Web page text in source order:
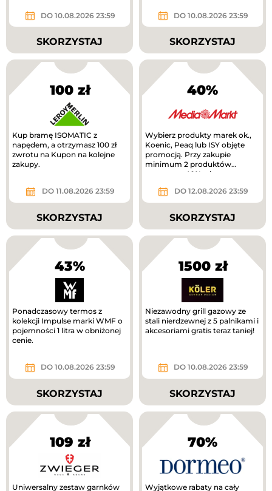
DO 10.08.2026 23:59
SKORZYSTAJ
DO 10.08.2026 23:59
SKORZYSTAJ
100 zł
Kup bramę ISOMATIC z
napędem, a otrzymasz 100 zł
zwrotu na Kupon na kolejne
zakupy.
DO 11.08.2026 23:59
SKORZYSTAJ
40%
Wybierz produkty marek ok.,
Koenic, Peaq lub ISY objęte
promocją. Przy zakupie
minimum 2 produktów
otrzymasz 40% rabatu na
DO 12.08.2026 23:59
SKORZYSTAJ
43%
Ponadczasowy termos z
kolekcji Impulse marki WMF o
pojemności 1 litra w obniżonej
cenie.
DO 10.08.2026 23:59
SKORZYSTAJ
1500 zł
Niezawodny grill gazowy ze
stali nierdzewnej z 5 palnikami i
akcesoriami gratis teraz taniej!
DO 10.08.2026 23:59
SKORZYSTAJ
109 zł
Uniwersalny zestaw garnków
70%
Wyjątkowe rabaty na cały